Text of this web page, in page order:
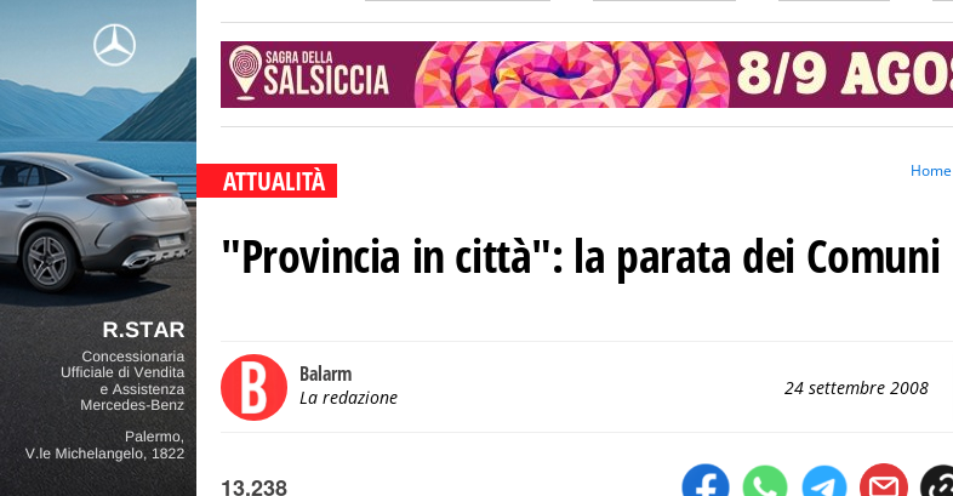
ATTUALITÀ Home
"Provincia in città": la parata dei Comuni
Balarm
La redazione 24 settembre 2008
13.238